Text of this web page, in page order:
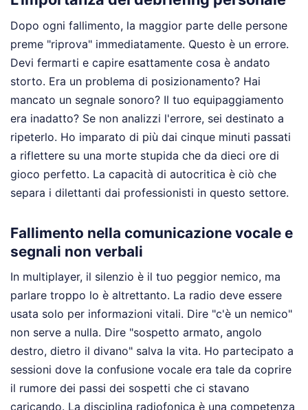
Dopo ogni fallimento, la maggior parte delle persone
preme "riprova" immediatamente. Questo è un errore.
Devi fermarti e capire esattamente cosa è andato
storto. Era un problema di posizionamento? Hai
mancato un segnale sonoro? Il tuo equipaggiamento
era inadatto? Se non analizzi l'errore, sei destinato a
ripeterlo. Ho imparato di più dai cinque minuti passati
a riflettere su una morte stupida che da dieci ore di
gioco perfetto. La capacità di autocritica è ciò che
separa i dilettanti dai professionisti in questo settore.
Fallimento nella comunicazione vocale e
segnali non verbali
In multiplayer, il silenzio è il tuo peggior nemico, ma
parlare troppo lo è altrettanto. La radio deve essere
usata solo per informazioni vitali. Dire "c'è un nemico"
non serve a nulla. Dire "sospetto armato, angolo
destro, dietro il divano" salva la vita. Ho partecipato a
sessioni dove la confusione vocale era tale da coprire
il rumore dei passi dei sospetti che ci stavano
caricando. La disciplina radiofonica è una competenza